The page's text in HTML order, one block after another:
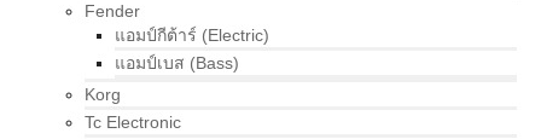
Fender
แอมป์กีต้าร์ (Electric)
แอมป์เบส (Bass)
Korg
Tc Electronic